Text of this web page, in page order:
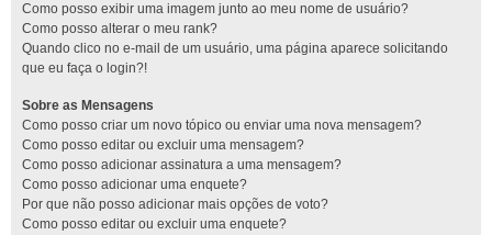
Como posso exibir uma imagem junto ao meu nome de usuário?
Como posso alterar o meu rank?
Quando clico no e-mail de um usuário, uma página aparece solicitando
que eu faça o login?!
Sobre as Mensagens
Como posso criar um novo tópico ou enviar uma nova mensagem?
Como posso editar ou excluir uma mensagem?
Como posso adicionar assinatura a uma mensagem?
Como posso adicionar uma enquete?
Por que não posso adicionar mais opções de voto?
Como posso editar ou excluir uma enquete?